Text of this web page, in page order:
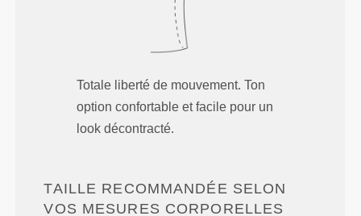
Totale liberté de mouvement. Ton
option confortable et facile pour un
look décontracté.
TAILLE RECOMMANDÉE SELON
VOS MESURES CORPORELLES